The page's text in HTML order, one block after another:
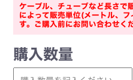
ケーブル、チューブなど長さで
によって販売単位(メートル、
す。ご購入前にお問い合わせく
購入数量